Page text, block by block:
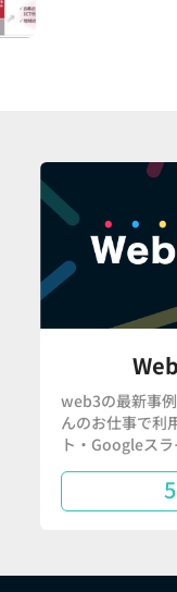
web3の最新事
んのお仕事で利
ト・Googleスラ